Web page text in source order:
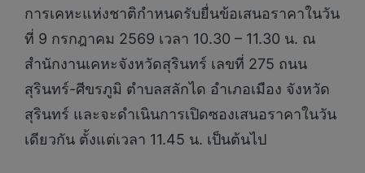
การเคหะแห่งชาติกำหนดรับยื่นข้อเสนอราคาในวัน
ที่ 9 กรกฎาคม 2569 เวลา 10.30 – 11.30 น. ณ
สำนักงานเคหะจังหวัดสุรินทร์ เลขที่ 275 ถนน
สุรินทร์-ศีขรภูมิ ตำบลสลักได อำเภอเมือง จังหวัด
สุรินทร์ และจะดำเนินการเปิดซองเสนอราคาในวัน
เดียวกัน ตั้งแต่เวลา 11.45 น. เป็นต้นไป